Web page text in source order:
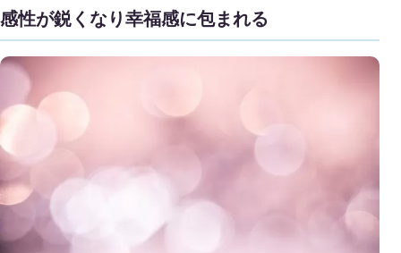
感性が鋭くなり幸福感に包まれる